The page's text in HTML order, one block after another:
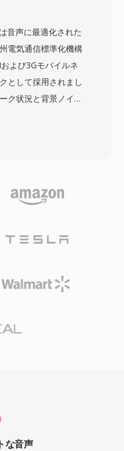
など幅広い代替コ
アダプティブストリ
ヒント、チャプター
・字幕トラック、メ
ネイル画像などの高
す。標準化された構
トにより、MP4は
によるHTML5
ラウザでサポート
として確立されてい
の圧縮能力を組み合
のあるネットワーク
配信を可能にしてい
音声に最適化された
電気通信標準化機構
よび3Gモバイルネ
として採用されまし
ク状況と背景ノイズ
kbpsまでの8つの
億回のモバイル通話
利点は圧縮効率です
ィオ1分間はわずか
、MMSに実用的で
AMRはその狭い帯
な音声